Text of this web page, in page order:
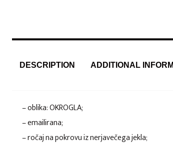
DESCRIPTION ADDITIONAL
– oblika: OKROGLA;
– emailirana;
– ročaj na pokrovu iz nerjavečega jekla;